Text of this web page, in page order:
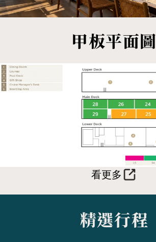
甲板平面圖
看更多
精選行程